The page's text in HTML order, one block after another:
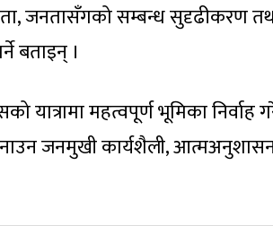
सम्बन्ध सुदृढीकरण तथा
बताइन् ।
यात्रामा महत्वपूर्ण भूमिका निर्वाह
जनमुखी कार्यशैली,